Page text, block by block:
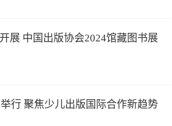
展 中国出版协会2024馆藏图书展
行 聚焦少儿出版国际合作新趋势